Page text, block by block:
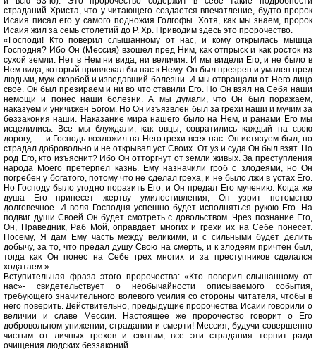
страданий Христа, что у читающего создается впечатление, будто пророк
Исаия писал его у самого подножия Голгофы. Хотя, как мы знаем, пророк
Исаия жил за семь столетий до Р. Хр. Приводим здесь это пророчество.
«Господи! Кто поверил слышанному от нас, и кому открылась мышца
Господня? Ибо Он (Мессия) взошел пред Ним, как отпрыск и как росток из
сухой земли. Нет в Нем ни вида, ни величия. И мы видели Его, и не было в
Нем вида, который привлекал бы нас к Нему. Он был презрен и умален пред
людьми, муж скорбей и изведавший болезни. И мы отвращали от Него лицо
свое. Он был презираем и ни во что ставили Его. Но Он взял на Себя наши
немощи и понес наши болезни. А мы думали, что Он был поражаем,
наказуем и уничижен Богом. Но Он изъязвлен был за грехи наши и мучим за
беззакония наши. Наказание мира нашего было на Нем, и ранами Его мы
исцелились. Все мы блуждали, как овцы, совратились каждый на свою
дорогу, — и Господь возложил на Него грехи всех нас. Он истязуем был, но
страдал добровольно и не открывал уст Своих. От уз и суда Он был взят. Но
род Его, кто изъяснит? Ибо Он отторгнут от земли живых. За преступления
народа Моего претерпел казнь. Ему назначили гроб с злодеями, но Он
погребен у богатого, потому что не сделал греха, и не было лжи в устах Его.
Но Господу было угодно поразить Его, и Он предал Его мучению. Когда же
душа Его принесет жертву умилостивления, Он узрит потомство
долговечное. И воля Господня успешно будет исполняться рукою Его. На
подвиг души Своей Он будет смотреть с довольством. Чрез познание Его,
Он, Праведник, Раб Мой, оправдает многих и грехи их на Себе понесет.
Посему, Я дам Ему часть между великими, и с сильными будет делить
добычу, за то, что предал душу Свою на смерть, и к злодеям причтен был,
тогда как Он понес на Себе грех многих и за преступников сделался
ходатаем.»
Вступительная фраза этого пророчества: «Кто поверил слышанному от
нас»- свидетельствует о необычайности описываемого события,
требующего значительного волевого усилия со стороны читателя, чтобы в
него поверить. Действительно, предыдущие пророчества Исаии говорили о
величии и славе Мессии. Настоящее же пророчество говорит о Его
добровольном унижении, страдании и смерти! Мессия, будучи совершенно
чистым от личных грехов и святым, все эти страдания терпит ради
очищения людских беззаконий.